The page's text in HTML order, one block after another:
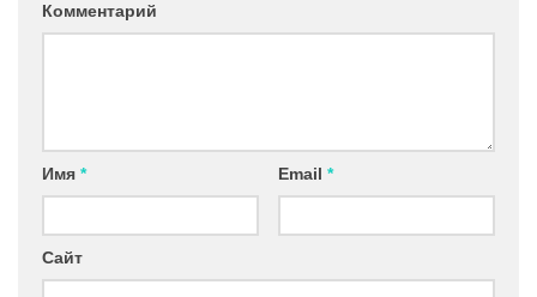
Комментарий
Имя * Email *
Сайт